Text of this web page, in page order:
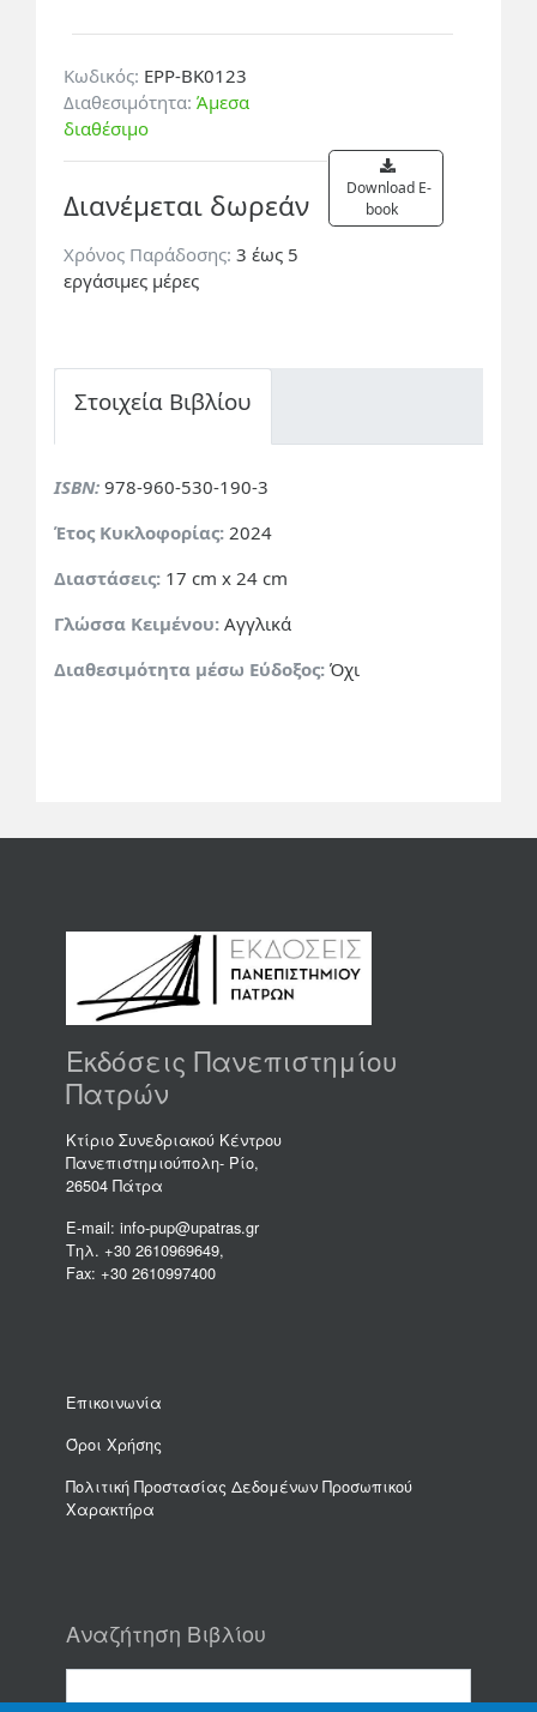
Κωδικός: EPP-BK0123
Διαθεσιμότητα: Άμεσα
διαθέσιμο
Διανέμεται δωρεάν
Χρόνος Παράδοσης: 3 έως 5
εργάσιμες μέρες
Download E-
book
Στοιχεία Βιβλίου
ISBN: 978-960-530-190-3
Έτος Κυκλοφορίας: 2024
Διαστάσεις: 17 cm x 24 cm
Γλώσσα Κειμένου: Αγγλικά
Διαθεσιμότητα μέσω Εύδοξος: Όχι
Εκδόσεις Πανεπιστημίου
Πατρών
Κτίριο Συνεδριακού Κέντρου
Πανεπιστημιούπολη- Ρίο,
26504 Πάτρα
E-mail: info-pup@upatras.gr
Τηλ. +30 2610969649,
Fax: +30 2610997400
Επικοινωνία
Όροι Χρήσης
Πολιτική Προστασίας Δεδομένων Προσωπικού
Χαρακτήρα
Αναζήτηση Βιβλίου